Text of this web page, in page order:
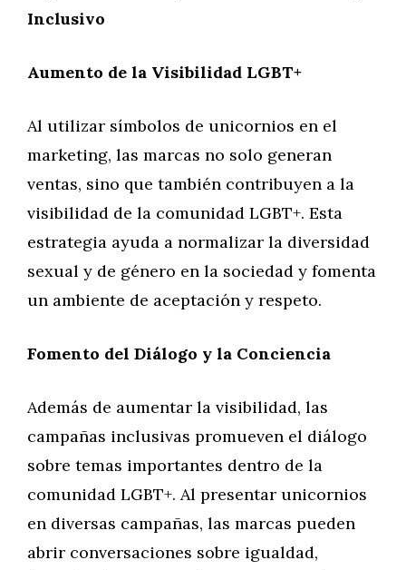
Inclusivo
Aumento de la Visibilidad LGBT+
Al utilizar símbolos de unicornios en el
marketing, las marcas no solo generan
ventas, sino que también contribuyen a la
visibilidad de la comunidad LGBT+. Esta
estrategia ayuda a normalizar la diversidad
sexual y de género en la sociedad y fomenta
un ambiente de aceptación y respeto.
Fomento del Diálogo y la Conciencia
Además de aumentar la visibilidad, las
campañas inclusivas promueven el diálogo
sobre temas importantes dentro de la
comunidad LGBT+. Al presentar unicornios
en diversas campañas, las marcas pueden
abrir conversaciones sobre igualdad,